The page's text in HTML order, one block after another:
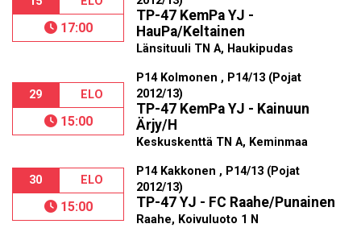
17:00
TP-47 KemPa YJ -
HauPa/Keltainen
Länsituuli TN A, Haukipudas
29 ELO
15:00
P14 Kolmonen , P14/13 (Pojat
2012/13)
TP-47 KemPa YJ - Kainuun
Ärjy/H
Keskuskenttä TN A, Keminmaa
30 ELO
15:00
P14 Kakkonen , P14/13 (Pojat
2012/13)
TP-47 YJ - FC Raahe/Punainen
Raahe, Koivuluoto 1 N